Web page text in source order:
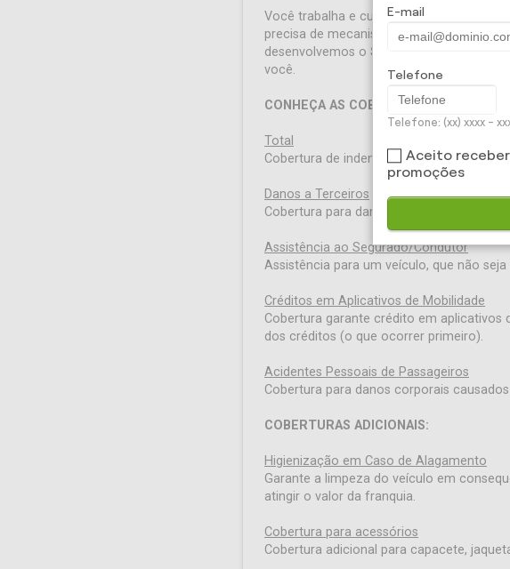
Você trabalha e cuida da casa, dos
precisa de mecanismos para facilitar a
desenvolvemos o Seguro Auto Mulher
:
você.
CONHEÇA AS COBERTURAS:
Total
Cobertura de indenização integral e
Danos a Terceiros
Cobertura para danos materiais e danos
Assistência ao Segurado/Condutor
Assistência para um veículo, que não
Créditos em Aplicativos de Mobilidade
Cobertura garante crédito em aplicativos
dos créditos (o que ocorrer primeiro).
Acidentes Pessoais de Passageiros
Cobertura para danos corporais
COBERTURAS ADICIONAIS:
Higienização em Caso de Alagamento
Garante a limpeza do veículo em
atingir o valor da franquia.
Cobertura para acessórios​
Cobertura adicional para capacete,
E-mail
Telefone
Telefone: (xx) xxxx -
Aceito
promoções